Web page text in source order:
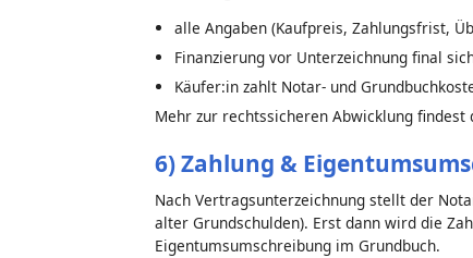
alle Angaben (Kaufpreis, Zahlungsfrist,
Finanzierung vor Unterzeichnung final
Käufer:in zahlt Notar- und
Mehr zur rechtssicheren Abwicklung findest
6) Zahlung &
Nach Vertragsunterzeichnung stellt der
alter Grundschulden). Erst dann wird die
Eigentumsumschreibung im Grundbuch.